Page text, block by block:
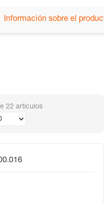
Información sobre el
22 artículos